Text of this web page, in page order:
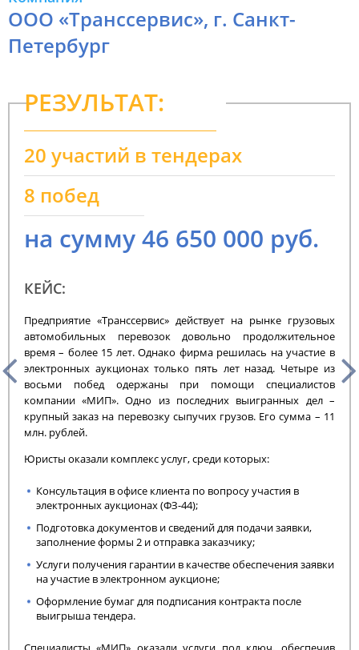
ООО «Транссервис», г. Санкт-
Петербург
РЕЗУЛЬТАТ:
20 участий в тендерах
8 побед
на сумму 46 650 000 руб.
КЕЙС:
Предприятие «Транссервис» действует на рынке грузовых
автомобильных перевозок довольно продолжительное
время – более 15 лет. Однако фирма решилась на участие в
электронных аукционах только пять лет назад. Четыре из
восьми побед одержаны при помощи специалистов
компании «МИП». Одно из последних выигранных дел –
крупный заказ на перевозку сыпучих грузов. Его сумма – 11
млн. рублей.
Юристы оказали комплекс услуг, среди которых:
Консультация в офисе клиента по вопросу участия в
электронных аукционах (ФЗ-44);
Подготовка документов и сведений для подачи заявки,
заполнение формы 2 и отправка заказчику;
Услуги получения гарантии в качествеобеспечения заявки
на участие в электронном аукционе;
Оформление бумаг для подписания контракта после
выигрыша тендера.